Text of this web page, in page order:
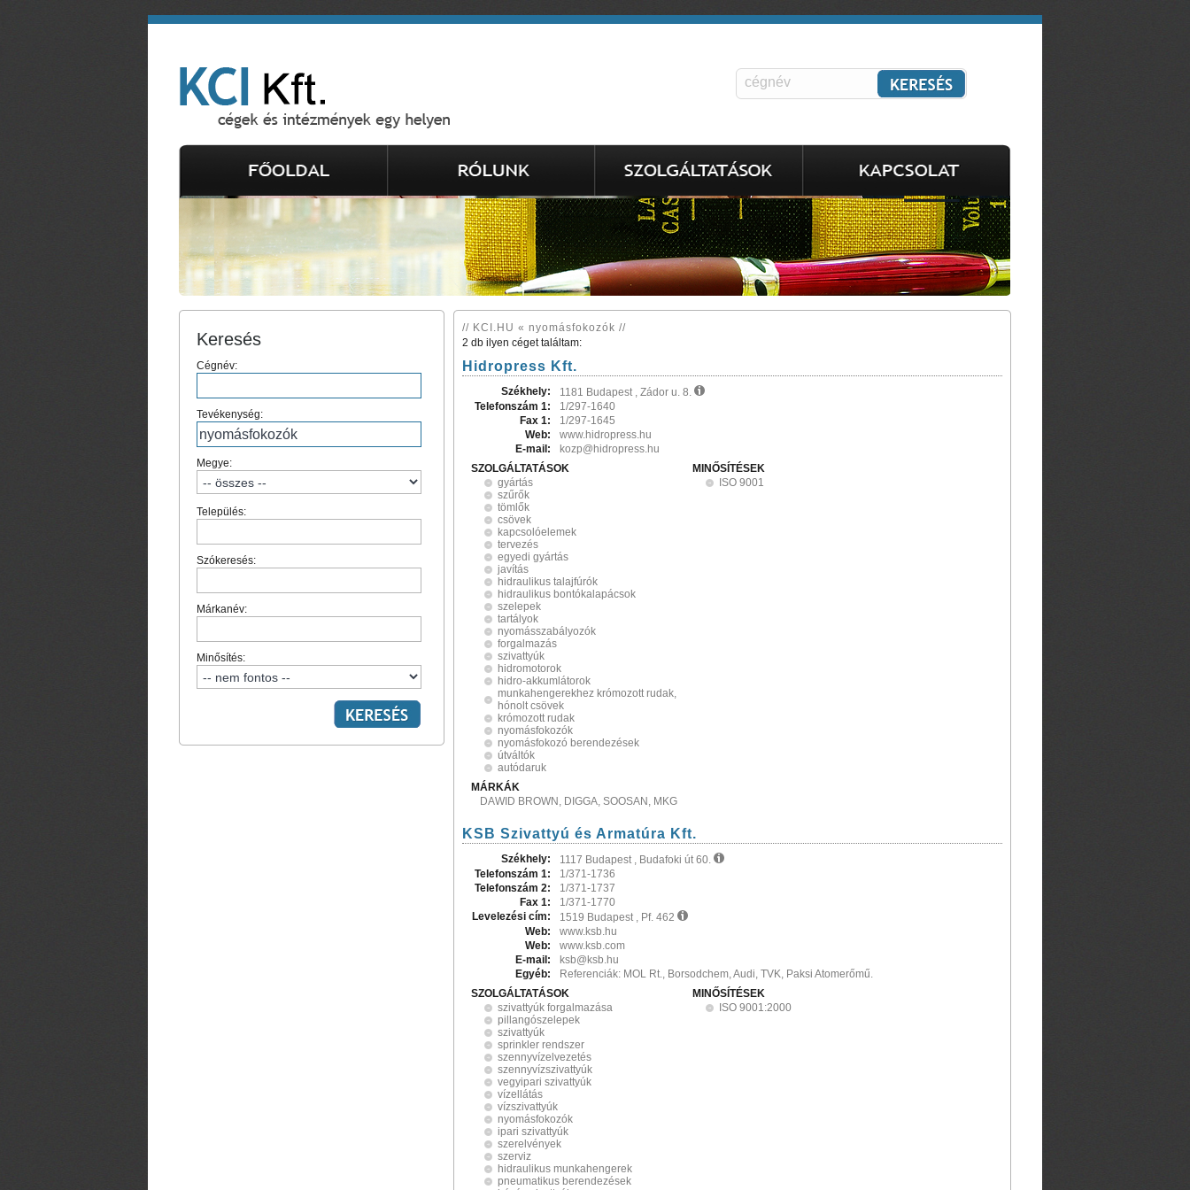
Keresés
Cégnév:
Tevékenység:
Megye:
Település:
Szókeresés:
Márkanév:
Minősítés:
// KCI.HU « nyomásfokozók //
2 db ilyen céget találtam:
Hidropress Kft.
Székhely:
1181 Budapest , Zádor u. 8.
Telefonszám 1:
1/297-1640
Fax 1:
1/297-1645
Web:
www.hidropress.hu
E-mail:
kozp@hidropress.hu
SZOLGÁLTATÁSOK
gyártás
szűrők
tömlők
csövek
kapcsolóelemek
tervezés
egyedi gyártás
javítás
hidraulikus talajfúrók
hidraulikus bontókalapácsok
szelepek
tartályok
nyomásszabályozók
forgalmazás
szivattyúk
hidromotorok
hidro-akkumlátorok
munkahengerekhez krómozott rudak,
hónolt csövek
krómozott rudak
nyomásfokozók
nyomásfokozó berendezések
útváltók
autódaruk
MINŐSÍTÉSEK
ISO 9001
MÁRKÁK
DAWID BROWN, DIGGA, SOOSAN, MKG
KSB Szivattyú és Armatúra Kft.
Székhely:
1117 Budapest , Budafoki út 60.
Telefonszám 1:
1/371-1736
Telefonszám 2:
1/371-1737
Fax 1:
1/371-1770
Levelezési cím:
1519 Budapest , Pf. 462
Web:
www.ksb.hu
Web:
www.ksb.com
E-mail:
ksb@ksb.hu
Egyéb:
Referenciák: MOL Rt., Borsodchem, Audi, TVK, Paksi Atomerőmű.
SZOLGÁLTATÁSOK
szivattyúk forgalmazása
pillangószelepek
szivattyúk
sprinkler rendszer
szennyvízelvezetés
szennyvízszivattyúk
vegyipari szivattyúk
vízellátás
vízszivattyúk
nyomásfokozók
ipari szivattyúk
szerelvények
szerviz
hidraulikus munkahengerek
pneumatikus berendezések
MINŐSÍTÉSEK
ISO 9001:2000